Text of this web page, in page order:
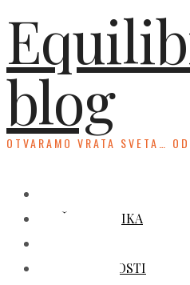
blog
OTVARAMO VRATA SVETA…
UČENJE JEZIKA
ZANIMLJIVOSTI